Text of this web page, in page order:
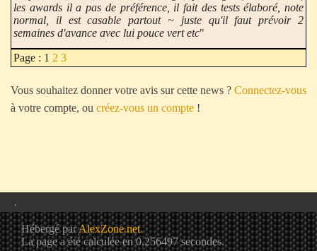
Page : 1 2 3
les awards il a pas de préférence, il fait des tests élaboré, note
normal, il est casable partout ~ juste qu'il faut prévoir 2
semaines d'avance avec lui pouce vert etc"
Vous souhaitez donner votre avis sur cette news ? Connectez-vous
à votre compte, ou créez-vous un compte !
.
Hébergé parAlexZone.net.
La page a été calculée en 0,256497 secondes.